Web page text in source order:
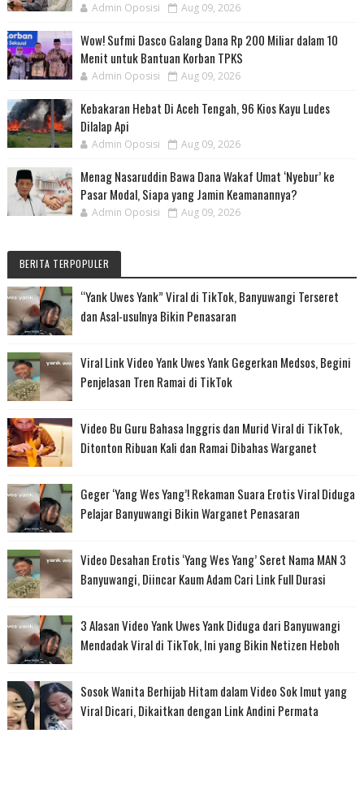
Admin Oposisi Aug 09, 2026
Wow! Sufmi Dasco Galang Dana Rp 200 Miliar dalam 10
Menit untuk Bantuan Korban TPKS
Admin Oposisi Aug 09, 2026
Kebakaran Hebat Di Aceh Tengah, 96 Kios Kayu Ludes
Dilalap Api
Admin Oposisi Aug 09, 2026
Menag Nasaruddin Bawa Dana Wakaf Umat ‘Nyebur’ ke
Pasar Modal, Siapa yang Jamin Keamanannya?
Admin Oposisi Aug 09, 2026
BERITA TERPOPULER
“Yank Uwes Yank” Viral di TikTok, Banyuwangi Terseret
dan Asal-usulnya Bikin Penasaran
Viral Link Video Yank Uwes Yank Gegerkan Medsos, Begini
Penjelasan Tren Ramai di TikTok
Video Bu Guru Bahasa Inggris dan Murid Viral di TikTok,
Ditonton Ribuan Kali dan Ramai Dibahas Warganet
Geger ‘Yang Wes Yang’! Rekaman Suara Erotis Viral Diduga
Pelajar Banyuwangi Bikin Warganet Penasaran
Video Desahan Erotis ‘Yang Wes Yang’ Seret Nama MAN 3
Banyuwangi, Diincar Kaum Adam Cari Link Full Durasi
3 Alasan Video Yank Uwes Yank Diduga dari Banyuwangi
Mendadak Viral di TikTok, Ini yang Bikin Netizen Heboh
Sosok Wanita Berhijab Hitam dalam Video Sok Imut yang
Viral Dicari, Dikaitkan dengan Link Andini Permata